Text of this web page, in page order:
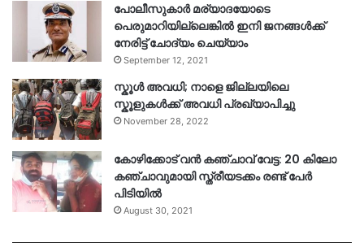
പോലീസുകാര്‍ മര്യാദയോടെ
പെരുമാറിയില്ലെങ്കില്‍ ഇനി ജനങ്ങള്‍ക്ക്
നേരിട്ട് ചോദ്യം ചെയ്യാം
September 12, 2021
സ്കൂൾ അവധി; നാളെ ജില്ലയിലെ
സ്കൂളുകൾക്ക് അവധി പ്രഖ്യാപിച്ചു
November 28, 2022
കോഴിക്കോട് വൻ കഞ്ചാവ് വേട്ട: 20 കിലോ
കഞ്ചാവുമായി സ്ത്രീയടക്കം രണ്ട് പേർ
പിടിയിൽ
August 30, 2021